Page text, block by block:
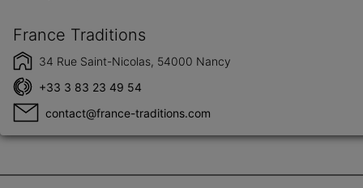
France Traditions
34 Rue Saint-Nicolas, 54000 Nancy
+33 3 83 23 49 54
contact@france-traditions.com